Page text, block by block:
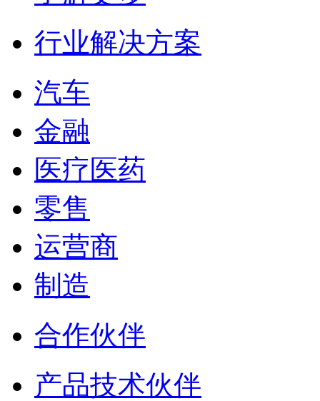
行业解决方案
汽车
金融
医疗医药
零售
运营商
制造
合作伙伴
产品技术伙伴